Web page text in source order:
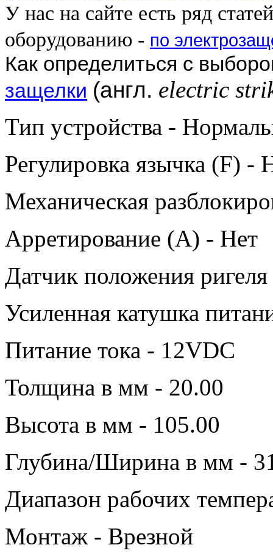
У нас на сайте есть ряд
оборудованию - по
Как определиться с
защелки (англ. electric
Тип устройства -
Регулировка язычка (F) -
Механическая
Арретирование (A) - Нет
Датчик положения
Усиленная катушка
Питание тока - 12VDC
Толщина в мм - 20.00
Высота в мм - 105.00
Глубина/Ширина в мм -
Диапазон рабочих
Монтаж - Врезной